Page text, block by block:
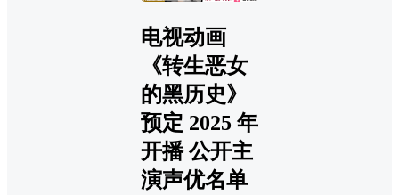
电视动画
《转生恶女
的黑历史》
预定 2025 年
开播 公开主
演声优名单